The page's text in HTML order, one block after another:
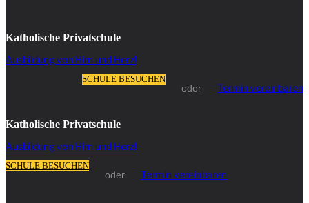
Katholische Privatschule
Ausbildung von Hirn und Herz!
Termin vereinbaren
oder
SCHULE BESUCHEN
Katholische Privatschule
Ausbildung von Hirn und Herz!
SCHULE BESUCHEN
oder Termin vereinbaren